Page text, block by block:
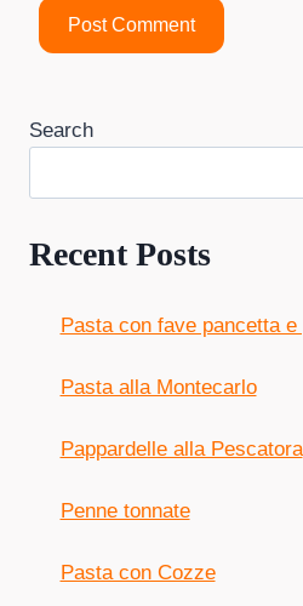
Search
Recent Posts
Pasta con fave pancetta e
Pasta alla Montecarlo
Pappardelle alla Pescatora
Penne tonnate
Pasta con Cozze